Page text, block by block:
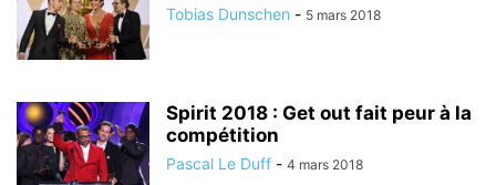
Tobias Dunschen - 5 mars 2018
Spirit 2018 : Get out fait peur à la
compétition
Pascal Le Duff - 4 mars 2018